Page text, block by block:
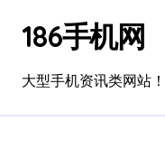
186手机网
大型手机资讯类网站